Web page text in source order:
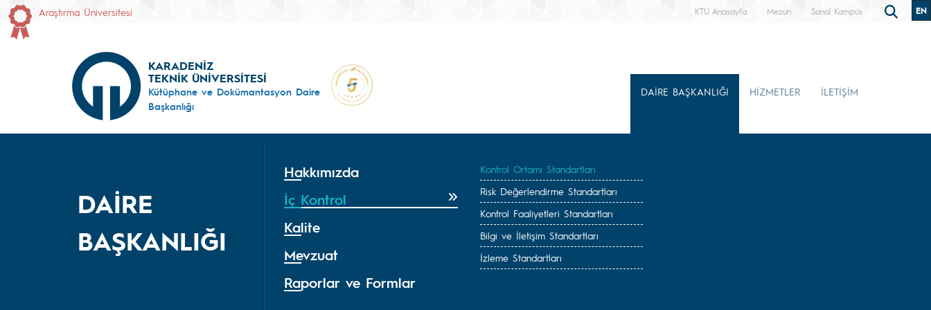
Araştırma Üniversitesi KTÜ Anasayfa Mezun Sanal Kampüs EN
KARADENİZ
TEKNİK ÜNİVERSİTESİ
Kütüphane ve Dokümantasyon Daire
Başkanlığı
DAİRE BAŞKANLIĞI HİZMETLER İLETİŞİM
DAİRE
BAŞKANLIĞI
Hakkımızda
İç Kontrol
Kalite
Mevzuat
Raporlar ve Formlar
Kontrol Ortamı Standartları
Risk Değerlendirme Standartları
Kontrol Faaliyetleri Standartları
Bilgi ve İletişim Standartları
İzleme Standartları